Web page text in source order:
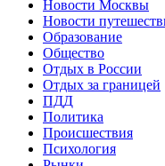
Новости Москвы
Новости
Образование
Общество
Отдых в России
Отдых за границей
ПДД
Политика
Происшествия
Психология